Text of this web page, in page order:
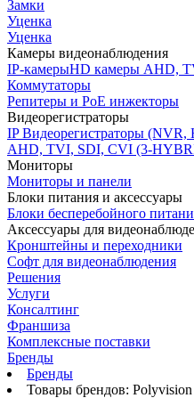
Замки
Уценка
Уценка
Камеры видеонаблюдения
IP-камерыHD камеры AHD,
Коммутаторы
Репитеры и PoE инжекторы
Видеорегистраторы
IP Видеорегистраторы
AHD, TVI, SDI, CVI (3-
Мониторы
Мониторы и панели
Блоки питания и аксессуары
Блоки бесперебойного
Аксессуары для
Кронштейны и переходники
Софт для видеонаблюдения
Решения
Услуги
Консалтинг
Франшиза
Комплексные поставки
Бренды
Бренды
Товары брендов: Polyvision